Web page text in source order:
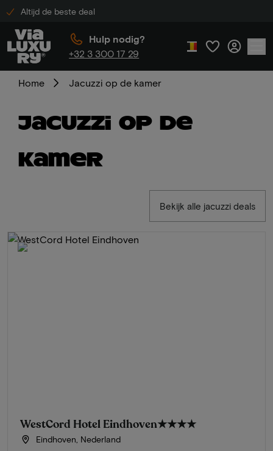
Altijd de beste deal
Hulp nodig?
+32 3 300 17 29
Home Jacuzzi op de kamer
Jacuzzi op de
kamer
Bekijk alle jacuzzi deals
WestCord Hotel Eindhoven★★★★
Eindhoven, Nederland